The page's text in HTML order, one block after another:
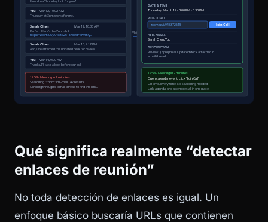
Qué significa realmente “detectar
enlaces de reunión”
No toda detección de enlaces es igual. Un
enfoque básico buscaría URLs que contienen